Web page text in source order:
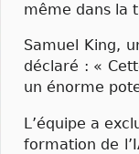
même dans la
Samuel King,
déclaré : «
un énorme
L’équipe a
formation de